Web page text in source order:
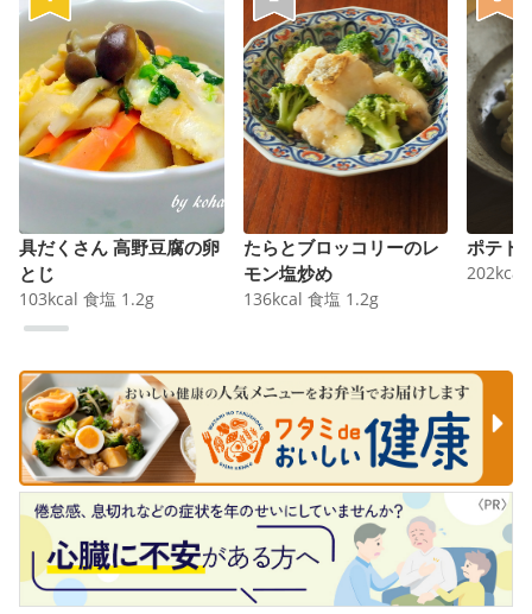
具だくさん 高野豆腐の卵
とじ
103kcal 食塩 1.2g
たらとブロッコリーのレ
モン塩炒め
136kcal 食塩 1.2g
ポテト
202kcal